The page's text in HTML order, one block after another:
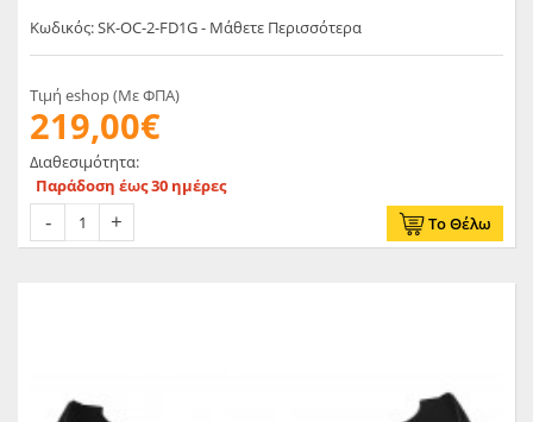
Κωδικός: SK-OC-2-FD1G - Μάθετε Περισσότερα
Τιμή eshop (Με ΦΠΑ)
219,00€
Διαθεσιμότητα:
Παράδοση έως 30 ημέρες
Το Θέλω